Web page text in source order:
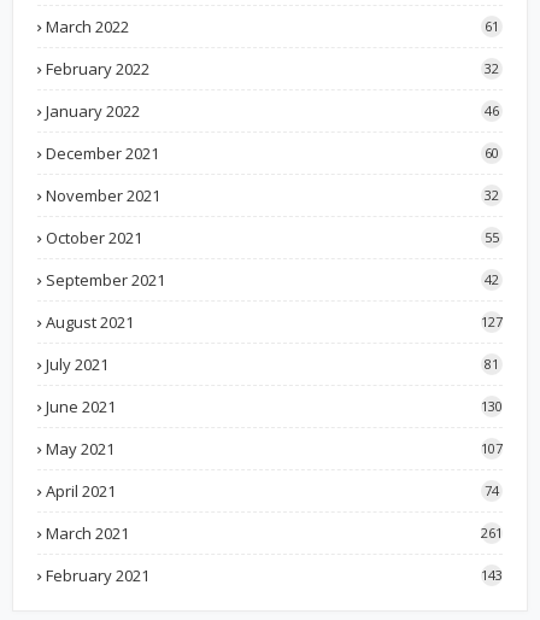
March 2022 61
February 2022 32
January 2022 46
December 2021 60
November 2021 32
October 2021 55
September 2021 42
August 2021 127
July 2021 81
June 2021 130
May 2021 107
April 2021 74
March 2021 261
February 2021 143